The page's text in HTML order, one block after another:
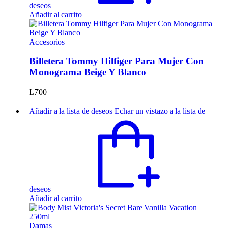
deseos
Añadir al carrito
Accesorios
Billetera Tommy Hilfiger Para Mujer Con
Monograma Beige Y Blanco
L700
Añadir a la lista de deseos Echar un vistazo a la lista de
deseos
Añadir al carrito
Damas